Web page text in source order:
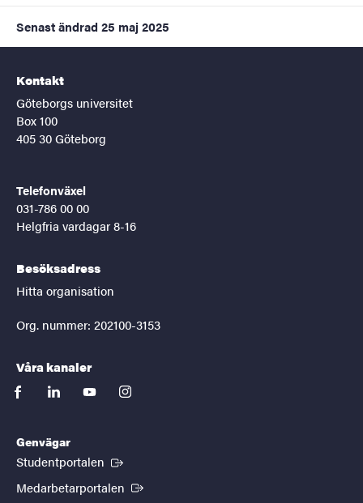
Senast ändrad 25 maj 2025
Kontakt
Göteborgs universitet
Box 100
405 30 Göteborg
Telefonväxel
031-786 00 00
Helgfria vardagar 8-16
Besöksadress
Hitta organisation
Org. nummer: 202100-3153
Våra kanaler
facebooklinkedinyoutubeinstagram
Genvägar
Studentportalen (Extern länk)
Medarbetarportalen (Extern länk)